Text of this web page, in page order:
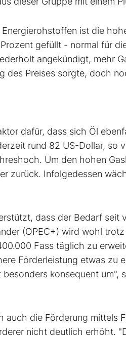
ist die
gefüllt - normal für
angekündigt, mehr
des Preises sorgte, doch
dafür, dass sich Öl
rund 82 US-Dollar, so
Um den hohen
zurück. Infolgedessen
dass der Bedarf seit
(OPEC+) wird wohl
Fass täglich zu
Förderleistung etwas zu
konsequent um",
auch die Förderung mittels
nicht deutlich erhöht.